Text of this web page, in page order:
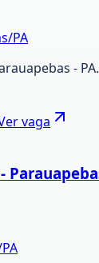
PA
vaga